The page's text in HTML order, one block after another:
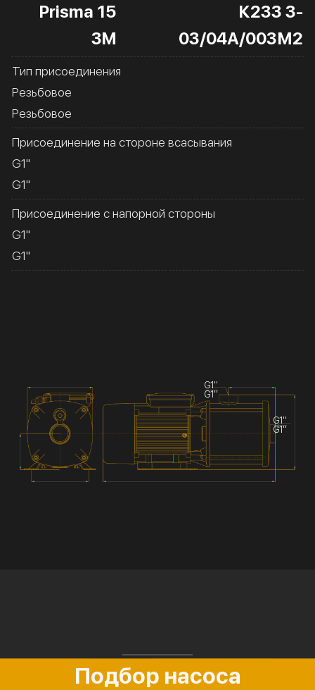
Prisma 15
3M
К233 3-
03/04А/003М2
Тип присоединения
Резьбовое
Резьбовое
Присоединение на стороне всасывания
G1''
G1''
Присоединение с напорной стороны
G1''
G1''
G1''
G1''
G1''
G1''
Подбор насоса